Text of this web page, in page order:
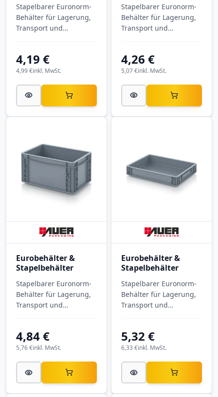
Stapelbarer Euronorm-
Behälter für Lagerung,
Transport und
3215-5003 mit
Außenmaßen 300 × 200
4,19 €
inkl. MwSt.
4,99 €
Stapelbarer Euronorm-
Behälter für Lagerung,
Transport und
geschlossen EG 32/12
HG mit Außenmaßen
aus PP.
4,26 €
inkl. MwSt.
5,07 €
Eurobehälter &
Stapelbehälter
Stapelbarer Euronorm-
Behälter für Lagerung,
Transport und
geschlossen EG 32/17
HG mit Außenmaßen
aus PP.
4,84 €
inkl. MwSt.
5,76 €
Eurobehälter &
Stapelbehälter
Stapelbarer Euronorm-
Behälter für Lagerung,
Transport und
geschlossen EG 43/75
HG mit Außenmaßen
5,32 €
inkl. MwSt.
6,33 €